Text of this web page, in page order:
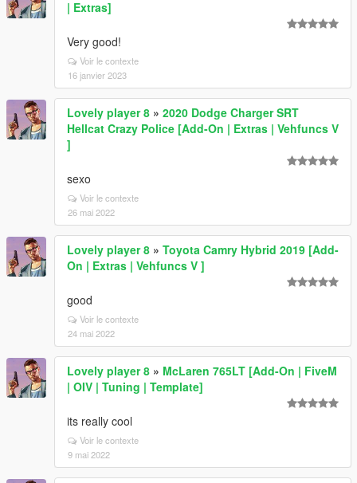
| Extras]
Very good!
Voir le contexte
16 janvier 2023
Lovely player 8 » 2020 Dodge Charger SRT
Hellcat Crazy Police [Add-On | Extras | Vehfuncs V
]
sexo
Voir le contexte
26 mai 2022
Lovely player 8 » Toyota Camry Hybrid 2019 [Add-
On | Extras | Vehfuncs V ]
good
Voir le contexte
24 mai 2022
Lovely player 8 » McLaren 765LT [Add-On | FiveM
| OIV | Tuning | Template]
its really cool
Voir le contexte
9 mai 2022